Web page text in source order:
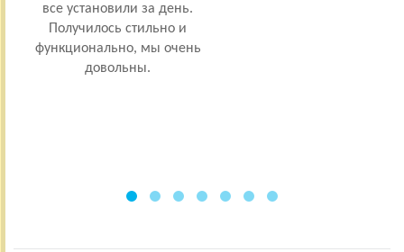
все установили за день.
Получилось стильно и
функционально, мы очень
довольны.